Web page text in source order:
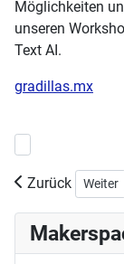
Möglichkeiten
unseren
Text AI.
gradillas.mx
Zurück Weiter